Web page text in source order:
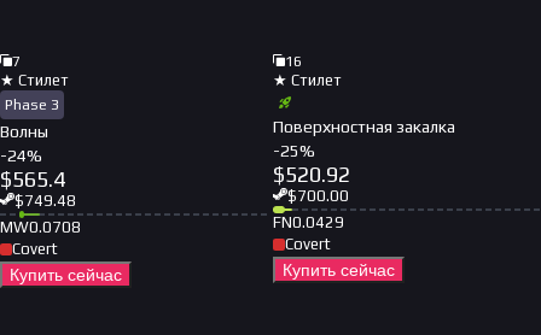
7
★ Стилет
Phase 3
Волны
-24%
$565.4
$749.48
MW0.0708
Covert
Купить сейчас
16
★ Стилет
Поверхностная закалка
-25%
$520.92
$700.00
FN0.0429
Covert
Купить сейчас